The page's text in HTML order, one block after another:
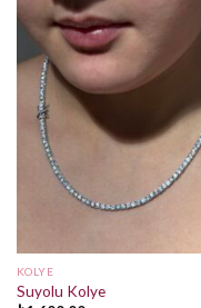
KOLYE
Suyolu Kolye